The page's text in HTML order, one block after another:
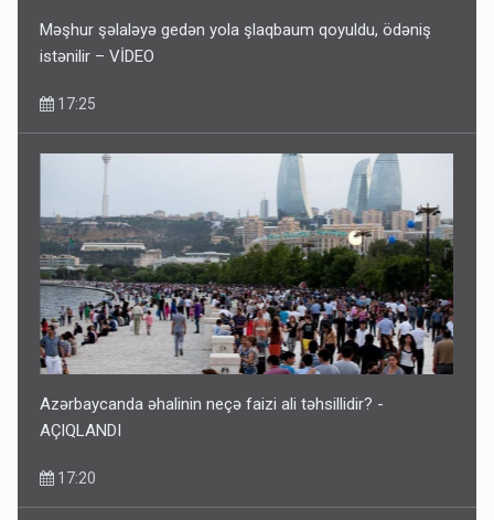
Məşhur şəlaləyə gedən yola şlaqbaum qoyuldu, ödəniş
istənilir – VİDEO
17:25
Azərbaycanda əhalinin neçə faizi ali təhsillidir? -
AÇIQLANDI
17:20